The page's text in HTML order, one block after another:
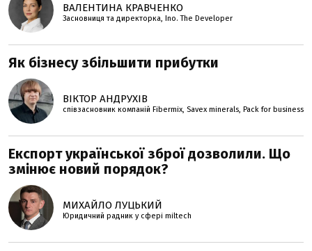
ВАЛЕНТИНА КРАВЧЕНКО
Засновниця та директорка, Ino. The Developer
Як бізнесу збільшити прибутки
ВІКТОР АНДРУХІВ
співзасновник компаній Fibermix, Savex minerals, Pack for business
Експорт української зброї дозволили. Що
змінює новий порядок?
МИХАЙЛО ЛУЦЬКИЙ
Юридичний радник у сфері miltech